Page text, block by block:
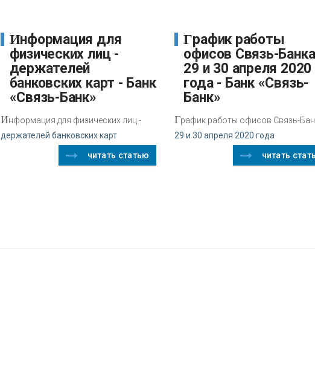
Информация для
физических лиц -
держателей
банковских карт - Банк
«Связь-Банк»
Информация для физических лиц -
держателей банковских карт
читать статью
График работы
офисов Связь-Банка
29 и 30 апреля 2020
года - Банк «Связь-
Банк»
График работы офисов Связь-
29 и 30 апреля 2020 года
читать